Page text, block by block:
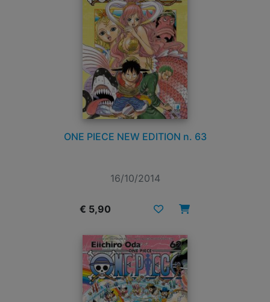
ONE PIECE NEW EDITION n. 63
16/10/2014
€ 5,90